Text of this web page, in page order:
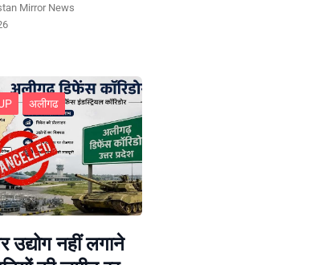
Mirror News
अलीगढ
नहीं लगाने